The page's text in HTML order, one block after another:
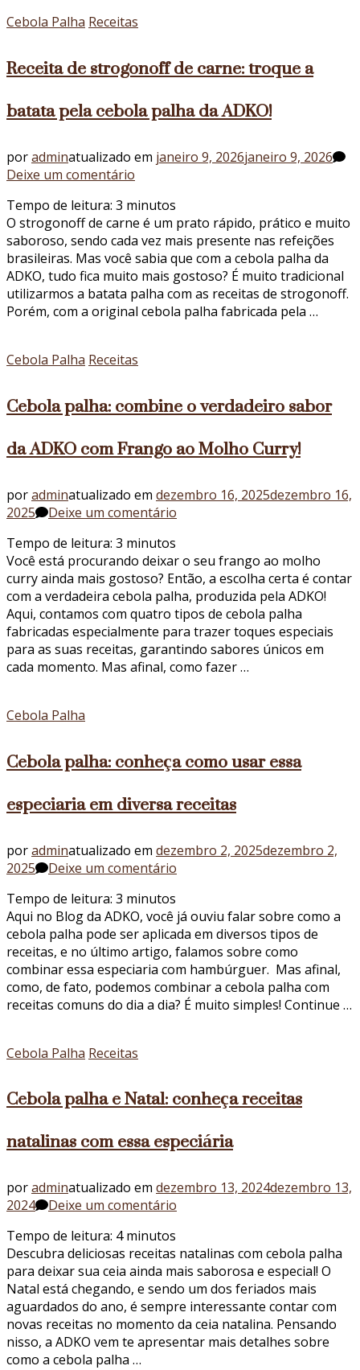
Cebola Palha Receitas
Receita de strogonoff de carne: troque a
batata pela cebola palha da ADKO!
poradminatualizado em janeiro 9, 2026janeiro 9, 2026
Deixe um comentário
de
strogonoff
de
carne:
troque
a
batata
palha
ADKO!
Tempo de leitura: 3 minutos
O strogonoff de carne é um prato rápido, prático e muito
saboroso, sendo cada vez mais presente nas refeições
brasileiras. Mas você sabia que com a cebola palha da
ADKO, tudo fica muito mais gostoso? É muito tradicional
utilizarmos a batata palha com as receitas de strogonoff.
Porém, com a original cebola palha fabricada pela …
Cebola Palha Receitas
Cebola palha: combine o verdadeiro sabor
da ADKO com Frango ao Molho Curry!
poradminatualizado em dezembro 16, 2025dezembro 16,
2025
Deixe um comentário
combine
o
verdadeiro
sabor
da
ADKO
com
Tempo de leitura: 3 minutos
Você está procurando deixar o seu frango ao molho
curry ainda mais gostoso? Então, a escolha certa é contar
com a verdadeira cebola palha, produzida pela ADKO!
Aqui, contamos com quatro tipos de cebola palha
fabricadas especialmente para trazer toques especiais
para as suas receitas, garantindo sabores únicos em
cada momento. Mas afinal, como fazer …
Cebola Palha
Cebola palha: conheça como usar essa
especiaria em diversa receitas
poradminatualizado em dezembro 2, 2025dezembro 2,
2025
Deixe um comentário
conheça
como
usar
essa
especiaria
em
Tempo de leitura: 3 minutos
Aqui no Blog da ADKO, você já ouviu falar sobre como a
cebola palha pode ser aplicada em diversos tipos de
receitas, e no último artigo, falamos sobre como
combinar essa especiaria com hambúrguer. Mas afinal,
como, de fato, podemos combinar a cebola palha com
receitas comuns do dia a dia? É muito simples! Continue …
Cebola Palha Receitas
Cebola palha e Natal: conheça receitas
natalinas com essa especiária
poradminatualizado em dezembro 13, 2024dezembro 13,
2024
Deixe um comentário
e
Natal:
conheça
receitas
natalinas
com
Tempo de leitura: 4 minutos
Descubra deliciosas receitas natalinas com cebola palha
para deixar sua ceia ainda mais saborosa e especial! O
Natal está chegando, e sendo um dos feriados mais
aguardados do ano, é sempre interessante contar com
novas receitas no momento da ceia natalina. Pensando
nisso, a ADKO vem te apresentar mais detalhes sobre
como a cebola palha …